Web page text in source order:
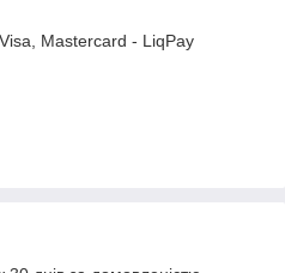
Mastercard - LiqPay